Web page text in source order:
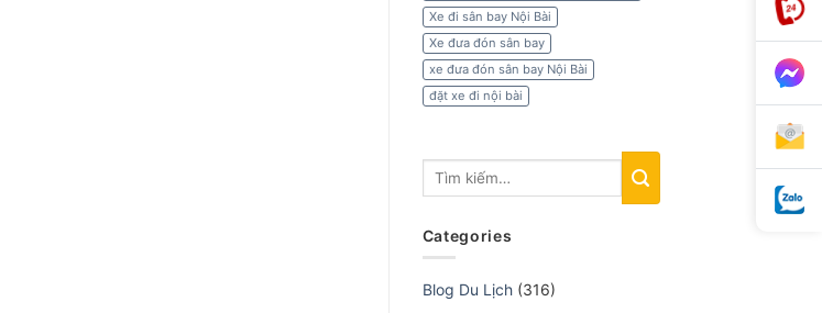
Xe đi sân bay Nội Bài
Xe đưa đón sân bay
xe đưa đón sân bay Nội Bài
đặt xe đi nội bài
Categories
Blog Du Lịch(316)